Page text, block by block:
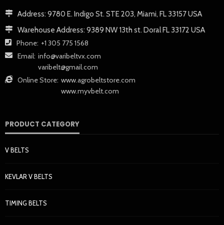
Address: 9780 E. Indigo St. STE 203, Miami, FL 33157 USA
Warehouse Address: 9389 NW 13th st. Doral FL 33172 USA
Phone: +1 305 775 1568
Email: info@varibeltvx.com
varibelt@gmail.com
Online Store: www.agrobeltstore.com
www.myvbelt.com
PRODUCT CATEGORY
V BELTS
KEVLAR V BELTS
TIMING BELTS